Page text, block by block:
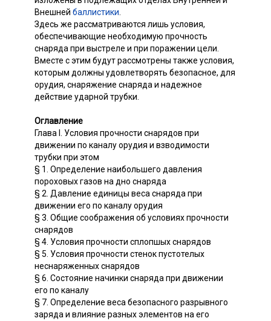
Внешней баллистики.
Здесь же рассматриваются лишь условия,
обеспечивающие необходимую прочность
снаряда при выстреле и при поражении цели.
Вместе с этим будут рассмотрены также условия,
которым должны удовлетворять безопасное, для
орудия, снаряжение снаряда и надежное
действие ударной трубки.
Оглавление
Глава I. Условия прочности снарядов при
движении по каналу орудия и взводимости
трубки при этом
§ 1. Определение наибольшего давления
пороховых газов на дно снаряда
§ 2. Давление единицы веса снаряда при
движении его по каналу орудия
§ 3. Общие соображения об условиях прочности
снарядов
§ 4. Условия прочности сплопшых снарядов
§ 5. Условия прочности стенок пустотелых
неснаряженных снарядов
§ 6. Состояние начинки снаряда при движении
его по каналу
§ 7. Определение веса безопасного разрывного
заряда и влияние разных элементов на его